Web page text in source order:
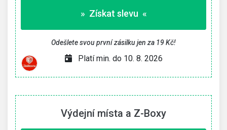
» Získat slevu «
Odešlete svou první zásilku jen za 19 Kč!
Platí min. do 10. 8. 2026
Výdejní místa a Z-Boxy